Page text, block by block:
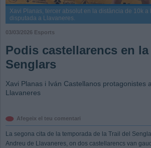
Xavi Planas, tercer absolut en la distància de 10k a
disputada a Llavaneres.
03/03/2026 Esports
Podis castellarencs en
Senglars
Xavi Planas i Iván Castellanos protagonistes
Llavaneres
Afegeix el teu comentari
La segona cita de la temporada de la Trail del
Andreu de Llavaneres, on dos castellarencs van